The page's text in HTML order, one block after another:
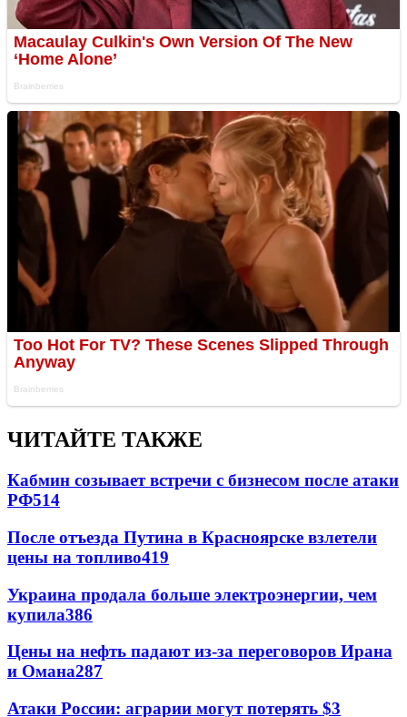
ЧИТАЙТЕ ТАКЖЕ
Кабмин созывает встречи с бизнесом после атаки
РФ514
После отъезда Путина в Красноярске взлетели
цены на топливо419
Украина продала больше электроэнергии, чем
купила386
Цены на нефть падают из-за переговоров Ирана
и Омана287
Атаки России: аграрии могут потерять $3